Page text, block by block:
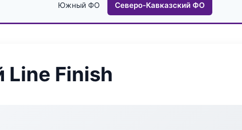
Южный ФО Северо-Кавказский ФО
Finish